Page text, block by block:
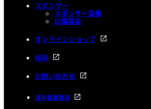
スポンサー
スポンサー募集
応援募金
オンラインショップ
採用
お問い合わせ
選手募集要項